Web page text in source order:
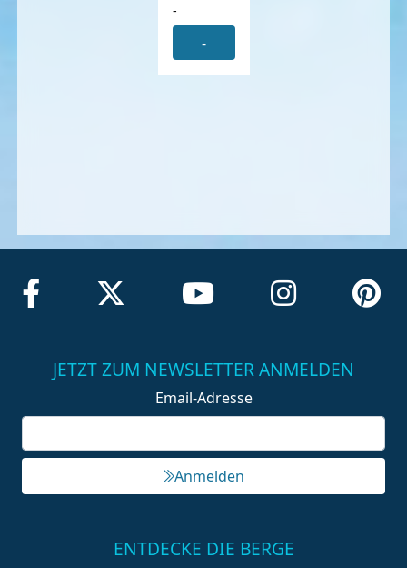
-
-
JETZT ZUM NEWSLETTER ANMELDEN
Email-Adresse
Anmelden
ENTDECKE DIE BERGE